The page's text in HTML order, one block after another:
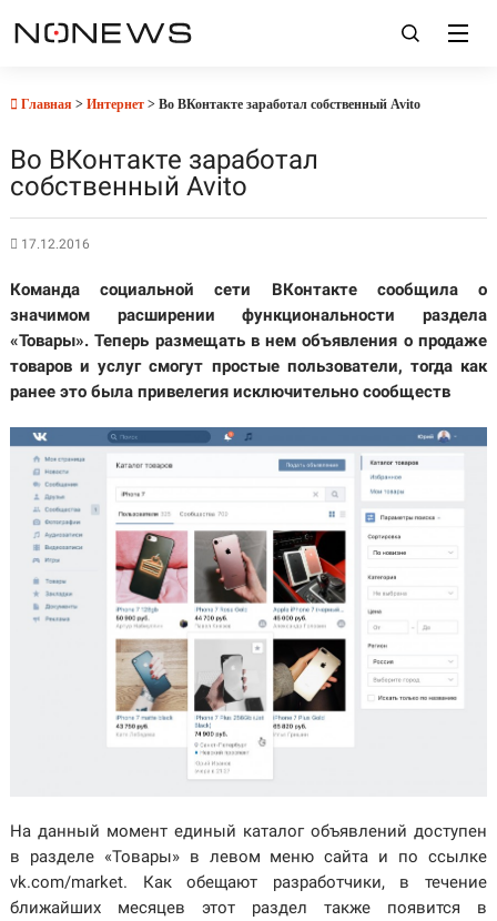
Главная > Интернет> Во ВКонтакте заработал собственный Avito
Во ВКонтакте заработал
собственный Avito
17.12.2016
Команда социальной сети ВКонтакте сообщила о
значимом расширении функциональности раздела
«Товары». Теперь размещать в нем объявления о продаже
товаров и услуг смогут простые пользователи, тогда как
ранее это была привелегия исключительно сообществ
На данный момент единый каталог объявлений доступен
в разделе «Товары» в левом меню сайта и по ссылке
vk.com/market. Как обещают разработчики, в течение
ближайших месяцев этот раздел также появится в